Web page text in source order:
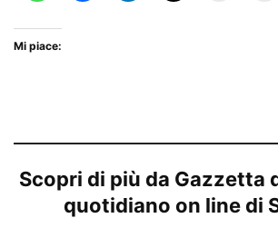
Mi piace:
Scopri di più da Gazzetta
quotidiano on line di